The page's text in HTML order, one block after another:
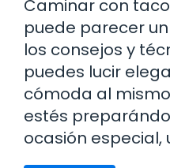
Caminar con
puede parecer
los consejos y
puedes lucir
cómoda al
estés
ocasión especial,